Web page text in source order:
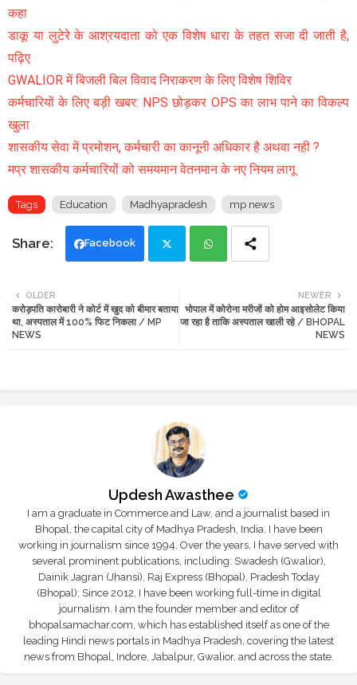
कहा
डाकू या लुटेरे के आश्रयदाता को एक विशेष धारा के तहत सजा दी जाती है,
पढ़िए
GWALIOR में बिजली बिल विवाद निराकरण के लिए विशेष शिविर
कर्मचारियों के लिए बड़ी खबर: NPS छोड़कर OPS का लाभ पाने का विकल्प
खुला
शासकीय सेवा में प्रमोशन, कर्मचारी का कानूनी अधिकार है अथवा नही ?
मप्र शासकीय कर्मचारियों को समयमान वेतनमान के नए नियम लागू
Tags Education Madhyapradesh mp news
Facebook
tte ats
NEWER
भोपाल में कोरोना मरीजों को होम आइसोलेट किया
जा रहा है ताकि अस्पताल खाली रहे / BHOPAL
NEWS
OLDER
करोड़पति कारोबारी ने कोर्ट में खुद को बीमार बताया
था, अस्पताल में 100% फिट निकला / MP
NEWS
Updesh Awasthee
I am a graduate in Commerce and Law, and a journalist based in
Bhopal, the capital city of Madhya Pradesh, India. I have been
working in journalism since 1994. Over the years, I have served with
several prominent publications, including: Swadesh (Gwalior),
Dainik Jagran (Jhansi), Raj Express (Bhopal), Pradesh Today
(Bhopal); Since 2012, I have been working full-time in digital
journalism. I am the founder member and editor of
bhopalsamachar.com, which has established itself as one of the
leading Hindi news portals in Madhya Pradesh, covering the latest
news from Bhopal, Indore, Jabalpur, Gwalior, and across the state.